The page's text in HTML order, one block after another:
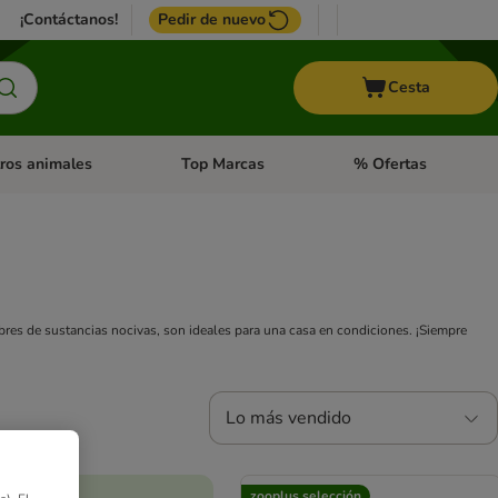
¡Contáctanos! Pedir de nuevo
Cesta
Roedores y +
de categoria abierto: Pájaros
animales Menú de categoria abierto: Otros animales
Top Marcas Menú de categoria
% Ofertas
de sustancias nocivas, son ideales para una casa en condiciones. ¡Siempre
Lo más vendido